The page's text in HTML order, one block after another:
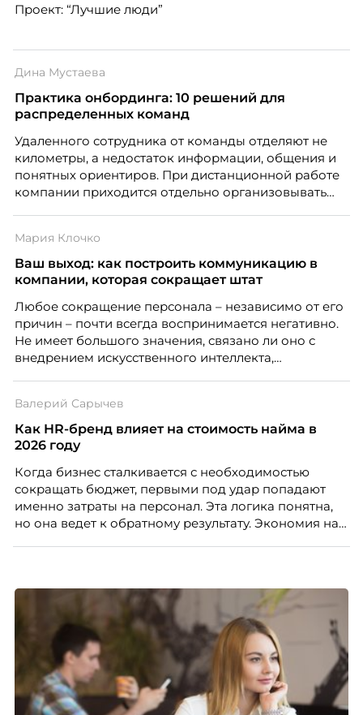
Проект: “Лучшие люди”
Дина Мустаева
Практика онбординга: 10 решений для
распределенных команд
Удаленного сотрудника от команды отделяют не
километры, а недостаток информации, общения и
понятных ориентиров. При дистанционной работе
компании приходится отдельно организовывать
по работе с персоналом Инфомаксимум,
рассказывает, как выстроить адаптацию
распределенной команды без лишнего контроля и
Мария Клочко
Ваш выход: как построить коммуникацию в
компании, которая сокращает штат
Любое сокращение персонала – независимо от его
причин – почти всегда воспринимается негативно.
Не имеет большого значения, связано ли оно с
внедрением искусственного интеллекта,
структуры компании. Для сотрудников сокращения
означают потерю стабильности, а для внешнего
рынка становятся сигналом о возможных
нередко превращаются в фактор, который
негативно влияет HR-бренд работодателя.
Валерий Сарычев
Как HR-бренд влияет на стоимость найма в
2026 году
Когда бизнес сталкивается с необходимостью
сокращать бюджет, первыми под удар попадают
именно затраты на персонал. Эта логика понятна,
но она ведет к обратному результату. Экономия на